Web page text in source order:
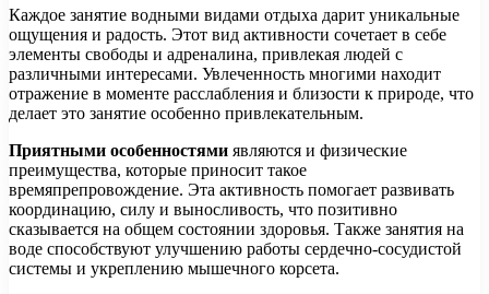
Каждое занятие водными видами отдыха дарит уникальные
ощущения и радость. Этот вид активности сочетает в себе
элементы свободы и адреналина, привлекая людей с
различными интересами. Увлеченность многими находит
отражение в моменте расслабления и близости к природе, что
делает это занятие особенно привлекательным.
Приятными особенностями являются и физические
преимущества, которые приносит такое
времяпрепровождение. Эта активность помогает развивать
координацию, силу и выносливость, что позитивно
сказывается на общем состоянии здоровья. Также занятия на
воде способствуют улучшению работы сердечно-сосудистой
системы и укреплению мышечного корсета.